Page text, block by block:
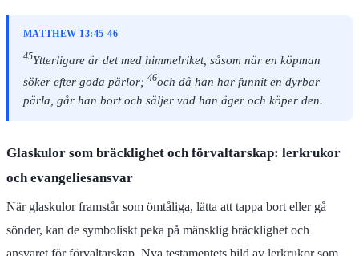
MATTHEW 13:45-46
45Ytterligare är det med himmelriket, såsom när en köpman
söker efter goda pärlor; 46och då han har funnit en dyrbar
pärla, går han bort och säljer vad han äger och köper den.
Glaskulor som bräcklighet och förvaltarskap: lerkrukor
och evangeliesansvar
När glaskulor framstår som ömtåliga, lätta att tappa bort eller gå
sönder, kan de symboliskt peka på mänsklig bräcklighet och